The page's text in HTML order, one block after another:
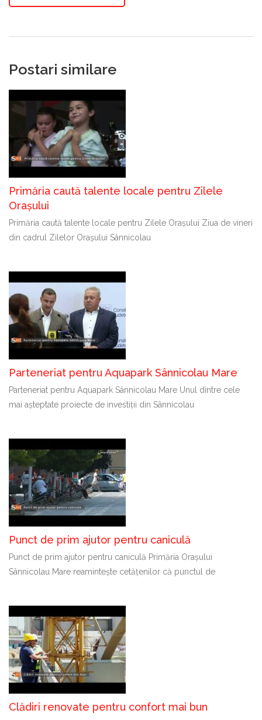
Postari similare
Primăria caută talente locale pentru Zilele
Orașului
Primăria caută talente locale pentru Zilele Orașului Ziua de vineri
din cadrul Zilelor Orașului Sânnicolau
Parteneriat pentru Aquapark Sânnicolau Mare
Parteneriat pentru Aquapark Sânnicolau Mare Unul dintre cele
mai așteptate proiecte de investiții din Sânnicolau
Punct de prim ajutor pentru caniculă
Punct de prim ajutor pentru caniculă Primăria Orașului
Sânnicolau Mare reamintește cetățenilor că punctul de
Clădiri renovate pentru confort mai bun